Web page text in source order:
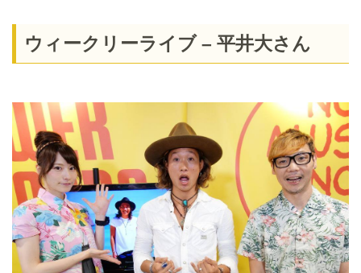
ウィークリーライブ – 平井大さん